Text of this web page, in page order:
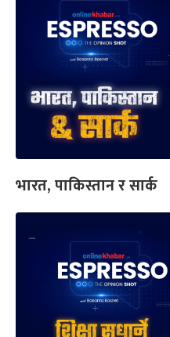
भारत, पाकिस्तान र सार्क